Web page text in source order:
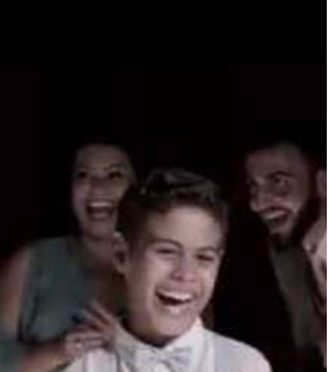
2674 0